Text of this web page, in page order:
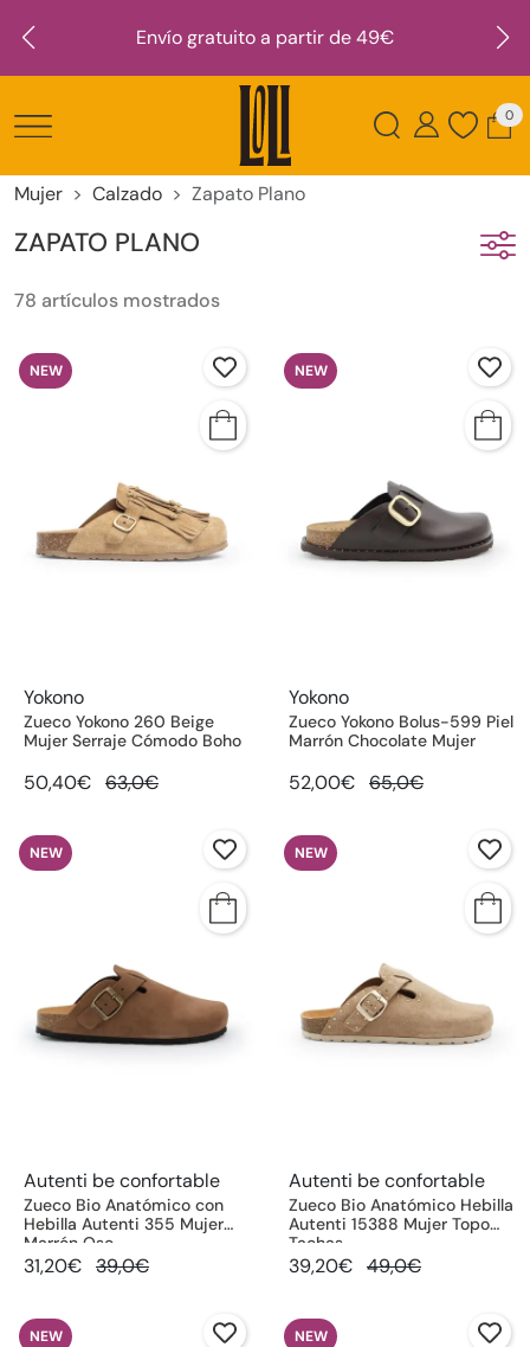
Envío gratuito a partir de 49€
0
Mujer Calzado Zapato Plano
ZAPATO PLANO
78 artículos mostrados
NEW
Yokono
Zueco Yokono 260 Beige
Mujer Serraje Cómodo Boho
50,40€ 63,0€
NEW
Yokono
Zueco Yokono Bolus-599 Piel
Marrón Chocolate Mujer
52,00€ 65,0€
NEW
Autenti be confortable
Zueco Bio Anatómico con
Hebilla Autenti 355 Mujer
Marrón Osc
31,20€ 39,0€
NEW
Autenti be confortable
Zueco Bio Anatómico Hebilla
Autenti 15388 Mujer Topo
Tachas
39,20€ 49,0€
NEW NEW